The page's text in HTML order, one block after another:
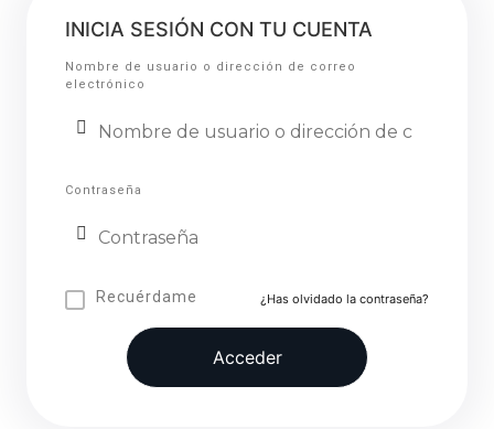
INICIA SESIÓN CON TU CUENTA
Nombre de usuario o dirección de correo
electrónico
Contraseña
Recuérdame ¿Has olvidado la contraseña?